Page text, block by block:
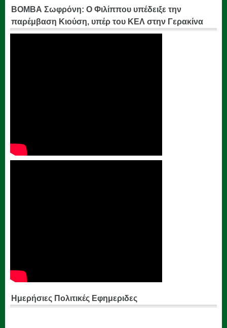
ΒΟΜΒΑ Σωφρόνη: Ο Φιλίππου υπέδειξε την
παρέμβαση Κιούση, υπέρ του ΚΕΛ στην Γερακίνα
Ημερήσιες Πολιτικές Εφημεριδες